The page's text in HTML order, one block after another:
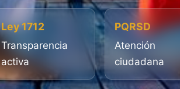
Ley 1712
Transparencia
activa
PQRSD
Atención
ciudadana